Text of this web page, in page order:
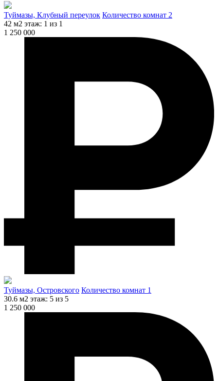
Туймазы, Клубный переулок Количество комнат 2
42 м2 этаж: 1 из 1
1 250 000
Туймазы, Островского Количество комнат 1
30.6 м2 этаж: 5 из 5
1 250 000